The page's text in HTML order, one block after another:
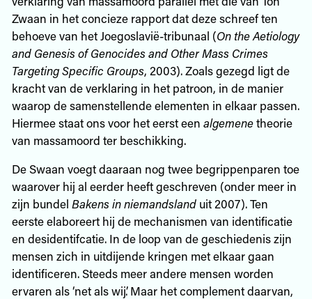
Zwaan in het concieze rapport dat deze schreef ten
behoeve van het Joegoslavië-tribunaal (On the Aetiology
and Genesis of Genocides and Other Mass Crimes
Targeting Specific Groups, 2003). Zoals gezegd ligt de
kracht van de verklaring in het patroon, in de manier
waarop de samenstellende elementen in elkaar passen.
Hiermee staat ons voor het eerst een algemenetheorie
van massamoord ter beschikking.
De Swaan voegt daaraan nog twee begrippenparen toe
waarover hij al eerder heeft geschreven (onder meer in
zijn bundel Bakens in niemandslanduit 2007). Ten
eerste elaboreert hij de mechanismen van identificatie
en desidentifcatie. In de loop van de geschiedenis zijn
mensen zich in uitdijende kringen met elkaar gaan
identificeren. Steeds meer andere mensen worden
ervaren als ‘net als wij’. Maar het complement daarvan,